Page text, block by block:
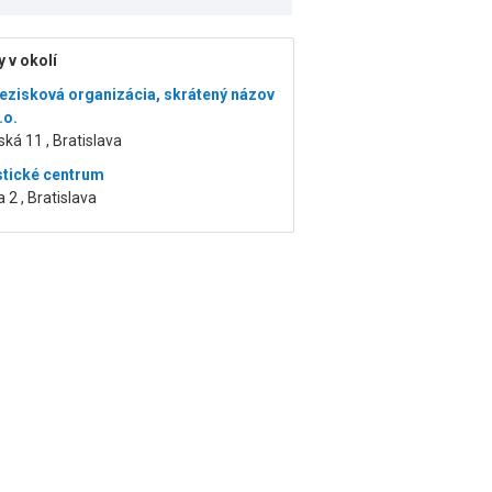
v okolí
organizácia, skrátený názov
11 , Bratislava
centrum
2 , Bratislava